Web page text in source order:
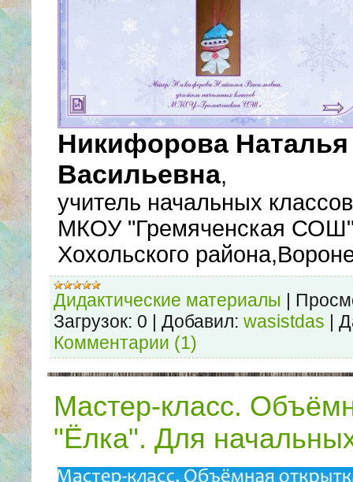
Никифорова Наталья
Васильевна,
учитель начальных классов
МКОУ "Гремяченская
Хохольского
Дидактические материалы |
Загрузок: 0 | Добавил: wasistdas |
Комментарии (1)
Мастер-класс.
"Ёлка". Для